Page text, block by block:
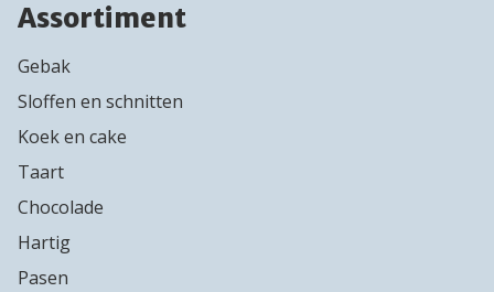
Assortiment
Gebak
Sloffen en schnitten
Koek en cake
Taart
Chocolade
Hartig
Pasen